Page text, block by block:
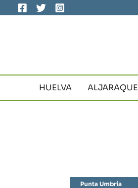
al
HUELVA ALJARAQUE
Punta Umbría